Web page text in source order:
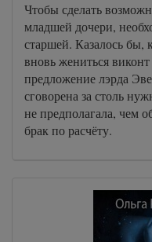
Чтобы сделать
младшей дочери,
старшей. Казалось бы,
вновь жениться
предложение лэрда
сговорена за столь
не предполагала, чем
брак по расчёту.